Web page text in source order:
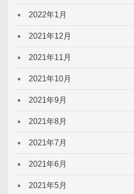
2022年1月
2021年12月
2021年11月
2021年10月
2021年9月
2021年8月
2021年7月
2021年6月
2021年5月